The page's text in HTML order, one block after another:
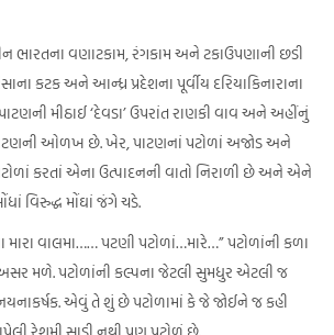
ભારતના વણાટકામ, રંગકામ અને ટકાઉપણાની છડી
કટક અને આન્ધ્ર પ્રદેશના પૂર્વીય દરિયાકિનારાના
મીઠાઈ ‘દેવડા’ ઉપરાંત રાણકી વાવ અને અહીંનું
ઓળખ છે. ખેર, પાટણનાં પટોળાં અજોડ અને
કરતાં એના ઉત્પાદનની વાતો નિરાળી છે અને એને
વિરુદ્ધ મોંઘાં જંગે ચડે.
મારા વાલમા…… પટણી પટોળાં…મારે…” પટોળાંની કળા
મળે. પટોળાંની કલ્પના જેટલી સુમધુર એટલી જ
એવું તે શું છે પટોળામાં કે જે જોઈને જ કહી